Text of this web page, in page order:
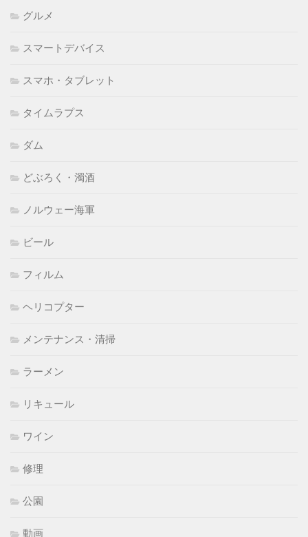
グルメ
スマートデバイス
スマホ・タブレット
タイムラプス
ダム
どぶろく・濁酒
ノルウェー海軍
ビール
フィルム
ヘリコプター
メンテナンス・清掃
ラーメン
リキュール
ワイン
修理
公園
動画